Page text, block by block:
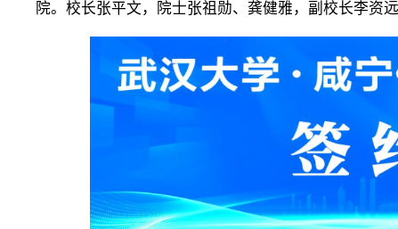
院。校长张平文，院士张祖勋、龚健雅，副校长李资